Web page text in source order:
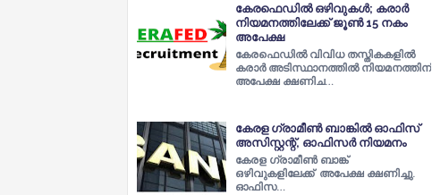
കേരഫെഡിൽ ഒഴിവുകൾ; കരാർ
നിയമനത്തിലേക്ക് ജൂൺ 15 നകം
അപേക്ഷ
കേരഫെഡിൽ വിവിധ തസ്തികകളിൽ
കരാർ അടിസ്ഥാനത്തിൽ നിയമനത്തിന്
അപേക്ഷ ക്ഷണിച…
കേരള ഗ്രാമീൺ ബാങ്കിൽ ഓഫിസ്
അസിസ്റ്റന്റ്, ഓഫിസർ നിയമനം
കേരള ​ഗ്രാമീൺ ബാങ്ക്
ഒഴിവുകളിലേക്ക് അപേക്ഷ ക്ഷണിച്ചു.
ഓഫിസ…